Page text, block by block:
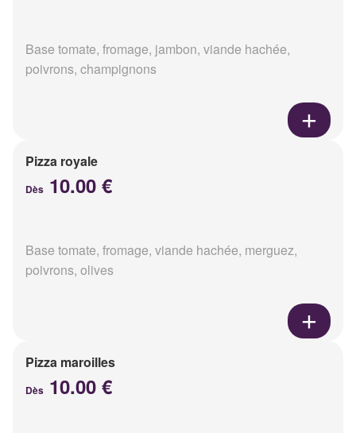
Base tomate, fromage, jambon, viande hachée,
poivrons, champignons
Pizza royale
Dès 10.00 €
Base tomate, fromage, viande hachée, merguez,
poivrons, olives
Pizza maroilles
Dès 10.00 €